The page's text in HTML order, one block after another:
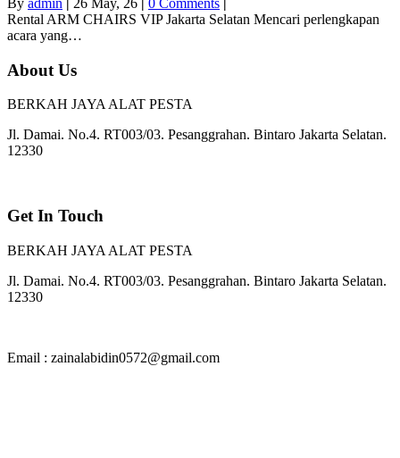
By admin | 26 May, 26 | 0 Comments |
Rental ARM CHAIRS VIP Jakarta Selatan Mencari perlengkapan
acara yang…
About Us
BERKAH JAYA ALAT PESTA
Jl. Damai. No.4. RT003/03. Pesanggrahan. Bintaro Jakarta Selatan.
12330
Get In Touch
BERKAH JAYA ALAT PESTA
Jl. Damai. No.4. RT003/03. Pesanggrahan. Bintaro Jakarta Selatan.
12330
Email : zainalabidin0572@gmail.com